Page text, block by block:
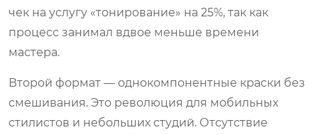
чек на услугу «тонирование» на 25%, так как
процесс занимал вдвое меньше времени
мастера.
Второй формат — однокомпонентные краски без
смешивания. Это революция для мобильных
стилистов и небольших студий. Отсутствие